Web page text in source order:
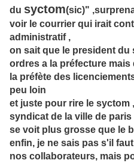
du syctom(sic)"
voir le courrier qui irait
administratif ,
on sait que le president
ordres a la préfecture mais
la préfète des
peu loin
et juste pour rire le syctom
syndicat de la ville de
se voit plus grosse que le
enfin, je ne sais pas s'il
nos collaborateurs, mais